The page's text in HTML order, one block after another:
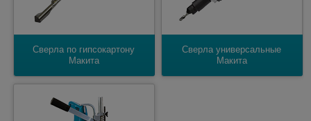
Сверла по гипсокартону
Макита
Сверла универсальные
Макита